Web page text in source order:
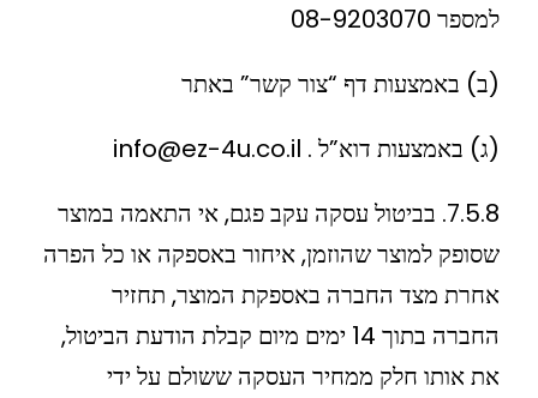
למספר 08-9203070
(ב) באמצעות דף “צור קשר” באתר
(ג) באמצעות דוא”ל . info@ez-4u.co.il
7.5.8. בביטול עסקה עקב פגם, אי התאמה במוצר
שסופק למוצר שהוזמן, איחור באספקה או כל הפרה
אחרת מצד החברה באספקת המוצר, תחזיר
החברה בתוך 14 ימים מיום קבלת הודעת הביטול,
את אותו חלק ממחיר העסקה ששולם על ידי